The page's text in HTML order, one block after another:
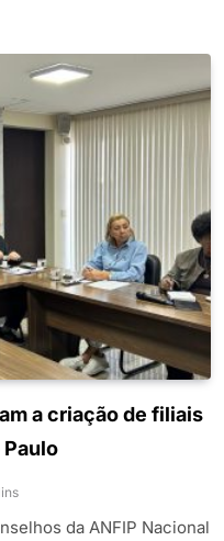
a criação de filiais
Paulo
da ANFIP Nacional